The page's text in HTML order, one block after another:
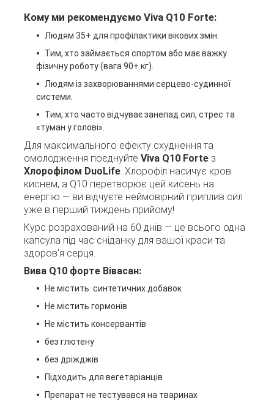
Кому ми рекомендуємо Viva Q10 Forte:
Людям 35+ для профілактики вікових змін.
Тим, хто займається спортом або має важку
фізичну роботу (вага 90+ кг).
Людям із захворюваннями серцево-судинної
системи.
Тим, хто часто відчуває занепад сил, стрес та
«туман у голові».
Для максимального ефекту схуднення та
омолодження поєднуйте Viva Q10 Forteз
Хлорофілом DuoLife. Хлорофіл насичує кров
киснем, а Q10 перетворює цей кисень на
енергію — ви відчуєте неймовірний приплив сил
уже в перший тиждень прийому!
Курс розрахований на 60 днів — це всього одна
капсула під час сніданку для вашої краси та
здоров'я серця.
Вива Q10 форте Вівасан:
Не містить синтетичних добавок
Не містить гормонів
Не містить консервантів
без глютену
без дріжджів
Підходить для вегетаріанців
Препарат не тестувався на тваринах